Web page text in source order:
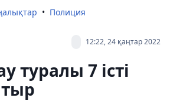
Полиция
12:22, 24 қаңтар 2022
туралы 7 істі